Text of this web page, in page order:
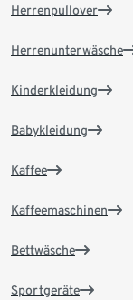
Herrenpullover
Herrenunterwäsche
Kinderkleidung
Babykleidung
Kaffee
Kaffeemaschinen
Bettwäsche
Sportgeräte